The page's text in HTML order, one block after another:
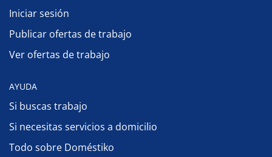
Iniciar sesión
Publicar ofertas de trabajo
Ver ofertas de trabajo
AYUDA
Si buscas trabajo
Si necesitas servicios a domicilio
Todo sobre Doméstiko